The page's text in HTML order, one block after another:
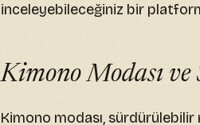
inceleyebileceğiniz bir
Kimono Modası
Kimono modası,